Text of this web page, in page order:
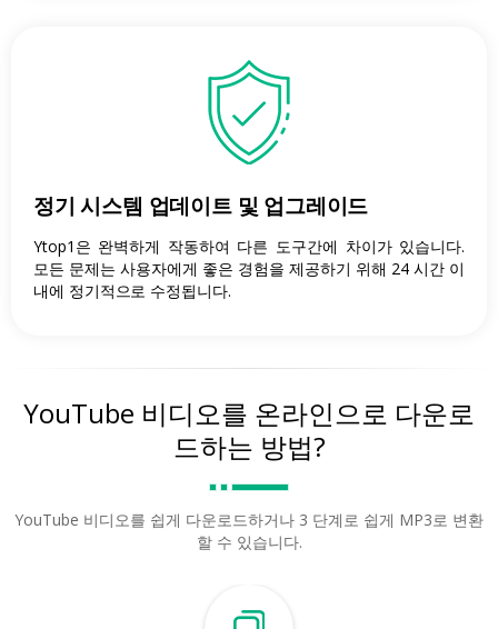
정기 시스템 업데이트 및 업그레이드
Ytop1은 완벽하게 작동하여 다른 도구간에 차이가 있습니다.
모든 문제는 사용자에게 좋은 경험을 제공하기 위해 24 시간 이
내에 정기적으로 수정됩니다.
YouTube 비디오를 온라인으로 다운로
드하는 방법?
YouTube 비디오를 쉽게 다운로드하거나 3 단계로 쉽게 MP3로 변환
할 수 있습니다.